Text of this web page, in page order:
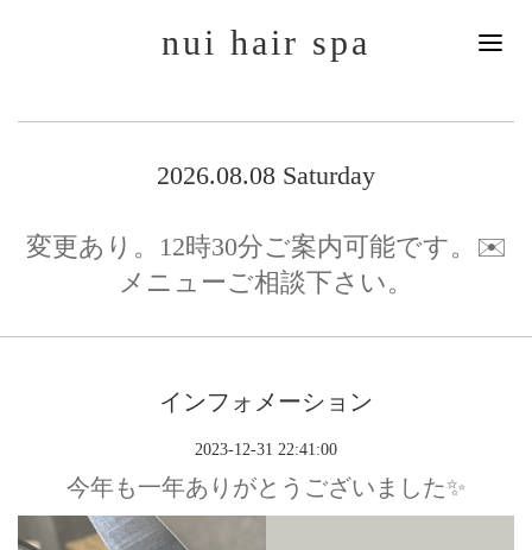
nui hair spa
2026.08.08 Saturday
変更あり。12時30分ご案内可能です。✉️
メニューご相談下さい。
インフォメーション
2023-12-31 22:41:00
今年も一年ありがとうございました✨